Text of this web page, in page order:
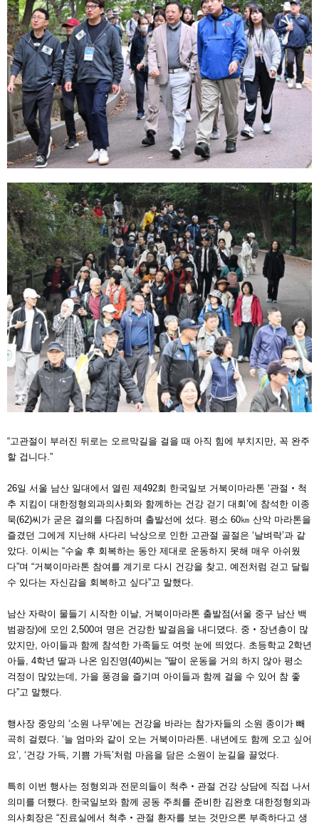
“고관절이 부러진 뒤로는 오르막길을 걸을 때 아직 힘에 부치지만, 꼭 완주
할 겁니다.”
26일 서울 남산 일대에서 열린 제492회 한국일보 거북이마라톤 ‘관절‧척
추 지킴이 대한정형외과의사회와 함께하는 건강 걷기 대회’에 참석한 이종
묵(62)씨가 굳은 결의를 다짐하며 출발선에 섰다. 평소 60㎞ 산악 마라톤을
즐겼던 그에게 지난해 사다리 낙상으로 인한 고관절 골절은 ‘날벼락’과 같
았다. 이씨는 “수술 후 회복하는 동안 제대로 운동하지 못해 매우 아쉬웠
다”며 “거북이마라톤 참여를 계기로 다시 건강을 찾고, 예전처럼 걷고 달릴
수 있다는 자신감을 회복하고 싶다”고 말했다.
남산 자락이 물들기 시작한 이날, 거북이마라톤 출발점(서울 중구 남산 백
범광장)에 모인 2,500여 명은 건강한 발걸음을 내디뎠다. 중‧장년층이 많
았지만, 아이들과 함께 참석한 가족들도 여럿 눈에 띄었다. 초등학교 2학년
아들, 4학년 딸과 나온 임진영(40)씨는 “딸이 운동을 거의 하지 않아 평소
걱정이 많았는데, 가을 풍경을 즐기며 아이들과 함께 걸을 수 있어 참 좋
다”고 말했다.
행사장 중앙의 ‘소원 나무’에는 건강을 바라는 참가자들의 소원 종이가 빼
곡히 걸렸다. ‘늘 엄마와 같이 오는 거북이마라톤. 내년에도 함께 오고 싶어
요’, ‘건강 가득, 기쁨 가득’처럼 마음을 담은 소원이 눈길을 끌었다.
특히 이번 행사는 정형외과 전문의들이 척추‧관절 건강 상담에 직접 나서
의미를 더했다. 한국일보와 함께 공동 주최를 준비한 김완호 대한정형외과
의사회장은 “진료실에서 척추‧관절 환자를 보는 것만으론 부족하다고 생